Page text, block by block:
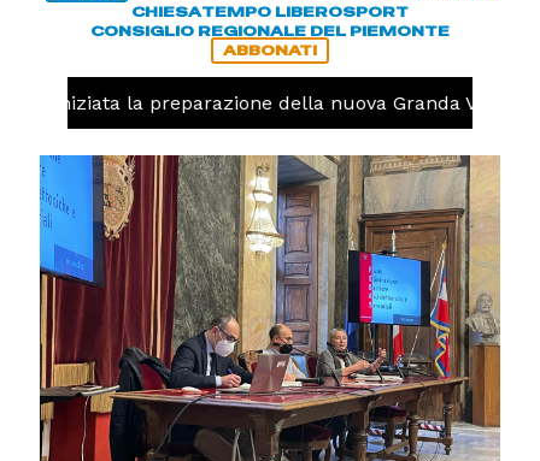
CHIESATEMPO LIBEROSPORT
CONSIGLIO REGIONALE DEL PIEMONTE
ABBONATI
iniziata la preparazione della nuova Granda Volley